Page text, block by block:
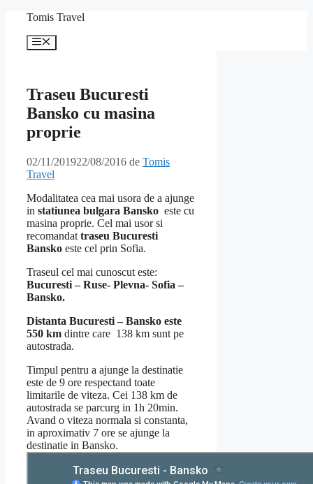
conținut
Tomis Travel
Meniu
Traseu Bucuresti
Bansko cu masina
proprie
02/11/201922/08/2016 de Tomis
Travel
Modalitatea cea mai usora de a ajunge
in statiunea bulgara Bansko este cu
masina proprie. Cel mai usor si
recomandat traseu Bucuresti
Bansko este cel prin Sofia.
Traseul cel mai cunoscut este:
Bucuresti – Ruse- Plevna- Sofia –
Bansko.
Distanta Bucuresti – Bansko este
550 km dintre care 138 km sunt pe
autostrada.
Timpul pentru a ajunge la destinatie
este de 9 ore respectand toate
limitarile de viteza. Cei 138 km de
autostrada se parcurg in 1h 20min.
Avand o viteza normala si constanta,
in aproximativ 7 ore se ajunge la
destinatie in Bansko.